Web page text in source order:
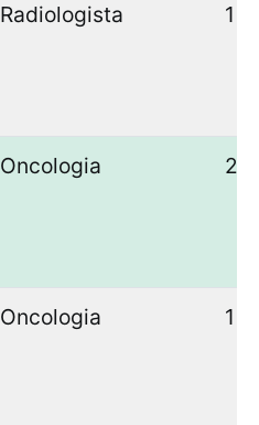
Radiologista 1
Oncologia 2
Oncologia 1